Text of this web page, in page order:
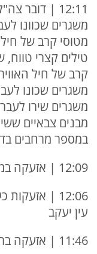
12:11 |
משגרים שכוונו
מטוסי קרב של חיל
טילים קצרי טווח,
משגרים שכונו
משגרים שירו
מבנים צבאיים
במספר מרחבים
12:09 | אזעקה במטולה
12:06 |
עין יעקב
11:46 | אזעקה ברמות נפתלי